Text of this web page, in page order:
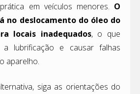
em veículos menores. O
no deslocamento do óleo do
locais inadequados, o que
a lubrificação e causar falhas
aparelho.
siga as orientações do